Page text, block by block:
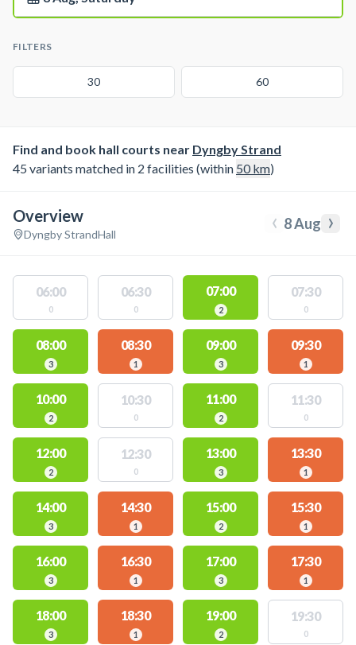
FILTERS
30 60
Find and book hall courts near Dyngby Strand
45 variants matched in 2 facilities (within 50km)
Overview
Dyngby StrandHall ‹ 8 Aug ›
06:00
0
06:30
0
07:00
2
07:30
0
08:00
3
08:30
1
09:00
3
09:30
1
10:00
2
10:30
0
11:00
2
11:30
0
12:00
2
12:30
0
13:00
3
13:30
1
14:00
3
14:30
1
15:00
2
15:30
1
16:00
3
16:30
1
17:00
3
17:30
1
18:00
3
18:30
1
19:00
2
19:30
0